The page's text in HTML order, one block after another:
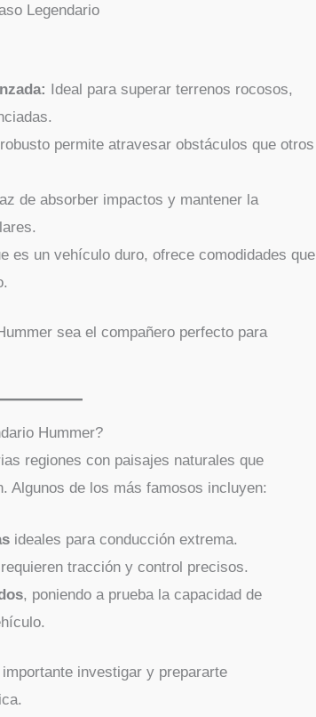
Legendario
Ideal para superar terrenos rocosos,
permite atravesar obstáculos que otros
de absorber impactos y mantener la
es un vehículo duro, ofrece comodidades que
sea el compañero perfecto para
Hummer?
regiones con paisajes naturales que
Algunos de los más famosos incluyen:
ideales para conducción extrema.
tracción y control precisos.
, poniendo a prueba la capacidad de
investigar y prepararte